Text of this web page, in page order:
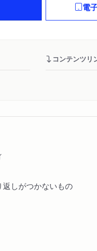
電
コンテンツリ
しがつかないもの